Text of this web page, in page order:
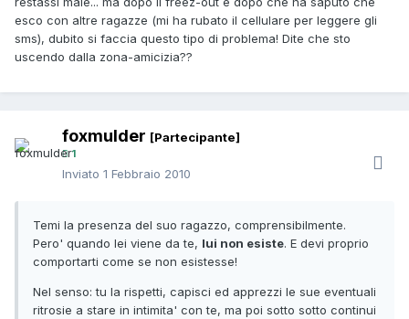
esco con altre ragazze (mi ha rubato il cellulare per leggere gli
sms), dubito si faccia questo tipo di problema! Dite che sto
uscendo dalla zona-amicizia??
foxmulder [Partecipante]
1
Inviato 1 Febbraio 2010
Temi la presenza del suo ragazzo, comprensibilmente.
Pero' quando lei viene da te, lui non esiste. E devi proprio
comportarti come se non esistesse!
Nel senso: tu la rispetti, capisci ed apprezzi le sue eventuali
ritrosie a stare in intimita' con te, ma poi sotto sotto continui